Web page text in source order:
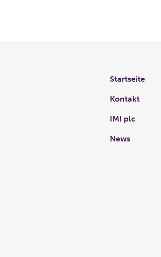
Links
Startseite
Kontakt
IMI plc
News